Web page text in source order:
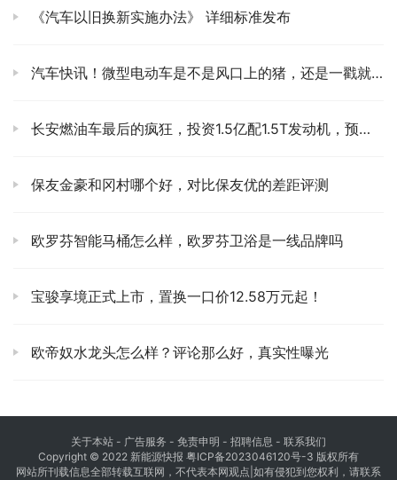
《汽车以旧换新实施办法》 详细标准发布
汽车快讯！微型电动车是不是风口上的猪，还是一戳就破碎的泡沫？
长安燃油车最后的疯狂，投资1.5亿配1.5T发动机，预计明年上市
保友金豪和冈村哪个好，对比保友优的差距评测
欧罗芬智能马桶怎么样，欧罗芬卫浴是一线品牌吗
宝骏享境正式上市，置换一口价12.58万元起！
欧帝奴水龙头怎么样？评论那么好，真实性曝光
关于本站 - 广告服务 - 免责申明 - 招聘信息 - 联系我们
Copyright © 2022 新能源快报 粤ICP备2023046120号-3 版权所有
网站所刊载信息全部转载互联网，不代表本网观点|如有侵犯到您权利，请联系